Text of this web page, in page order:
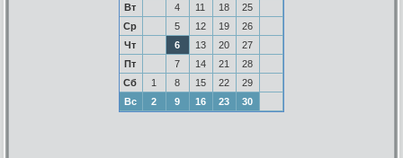
Вт
4 11 18
25
Ср
5 12 19
26
Чт
6 13 20
27
Пт
7 14 21
28
Сб
1 8 15 22
29
Вс
2 9 16 23 30